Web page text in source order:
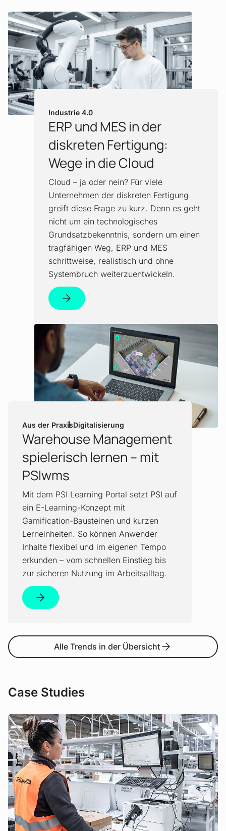
Industrie 4.0
:
ERP und MES in der
diskreten Fertigung:
Wege in die Cloud
Cloud – ja oder nein? Für viele
Unternehmen der diskreten Fertigung
greift diese Frage zu kurz. Denn es geht
nicht um ein technologisches
Grundsatzbekenntnis, sondern um einen
tragfähigen Weg, ERP und MES
schrittweise, realistisch und ohne
Systembruch weiterzuentwickeln.
Aus der PraxisDigitalisierung
:
Warehouse Management
spielerisch lernen – mit
PSIwms
Mit dem PSI Learning Portal setzt PSI auf
ein E-Learning-Konzept mit
Gamification-Bausteinen und kurzen
Lerneinheiten. So können Anwender
Inhalte flexibel und im eigenen Tempo
erkunden – vom schnellen Einstieg bis
zur sicheren Nutzung im Arbeitsalltag.
Alle Trends in der Übersicht
Case Studies